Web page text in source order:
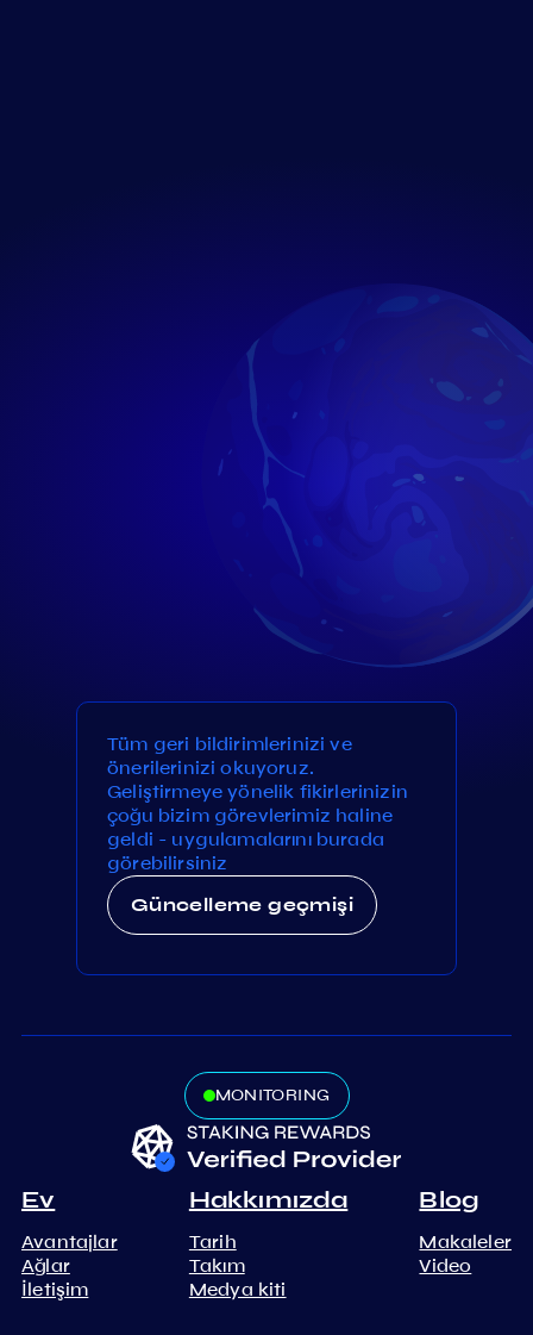
Tüm geri bildirimlerinizi ve
önerilerinizi okuyoruz.
Geliştirmeye yönelik fikirlerinizin
çoğu bizim görevlerimiz haline
geldi - uygulamalarını burada
görebilirsiniz
Güncelleme geçmişi
MONITORING
Ev
Avantajlar
Ağlar
İletişim
Hakkımızda
Tarih
Takım
Medya kiti
Blog
Makaleler
Video